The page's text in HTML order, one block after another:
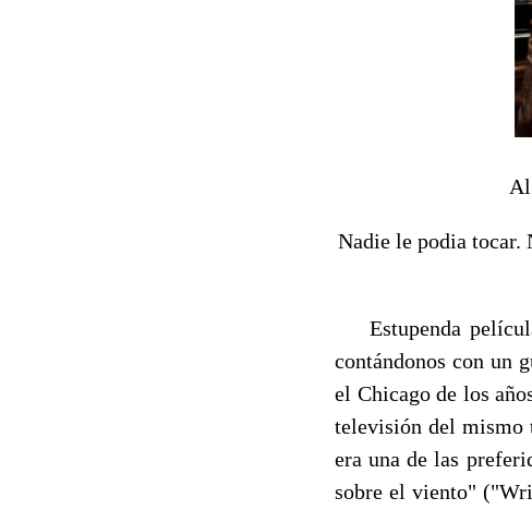
Nadie le podia tocar.
Estupenda
contándonos con un
el Chicago de los
televisión del mismo
era una de las
sobre el viento"